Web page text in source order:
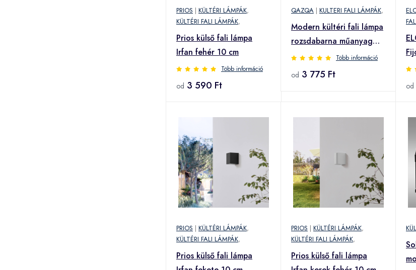
PRIOS | KÜLTÉRI LÁMPÁK,
KÜLTÉRI FALI LÁMPÁK,
Prios külső fali lámpa
Irfan fehér 10 cm
Több információ
od 3 590 Ft
QAZQA | KULTERI FALI LÁMPÁK,
Modern kültéri fali lámpa
rozsdabarna műanyag
ovális - BalenoTöbb információ
od 3 775 Ft
od
PRIOS | KÜLTÉRI LÁMPÁK,
KÜLTÉRI FALI LÁMPÁK,
Prios külső fali lámpa
PRIOS | KÜLTÉRI LÁMPÁK,
KÜLTÉRI FALI LÁMPÁK,
Prios külső fali lámpa